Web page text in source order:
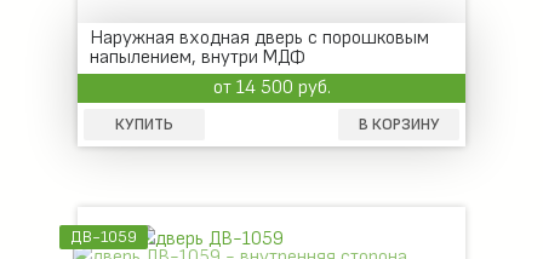
Наружная входная дверь с порошковым
напылением, внутри МДФ
от 14 500 руб.
КУПИТЬ В КОРЗИНУ
ДВ-1059